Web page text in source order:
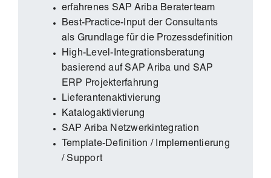
erfahrenes SAP Ariba Beraterteam
Best-Practice-Input der Consultants
als Grundlage für die Prozessdefinition
High-Level-Integrationsberatung
basierend auf SAP Ariba und SAP
ERP Projekterfahrung
Lieferantenaktivierung
Katalogaktivierung
SAP Ariba Netzwerkintegration
Template-Definition / Implementierung
/ Support